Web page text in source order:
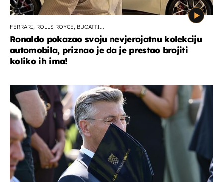
FERRARI, ROLLS ROYCE, BUGATTI...
Ronaldo pokazao svoju nevjerojatnu kolekciju
automobila, priznao je da je prestao brojiti
koliko ih ima!